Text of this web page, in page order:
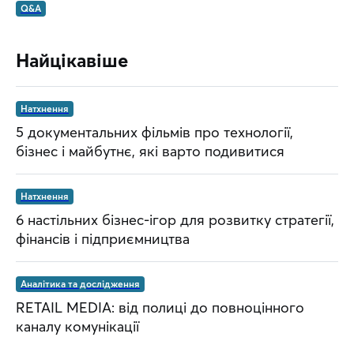
Q&A
Найцікавіше
Натхнення
5 документальних фільмів про технології,
бізнес і майбутнє, які варто подивитися
Натхнення
6 настільних бізнес-ігор для розвитку стратегії,
фінансів і підприємництва
Аналітика та дослідження
RETAIL MEDIA: від полиці до повноцінного
каналу комунікації